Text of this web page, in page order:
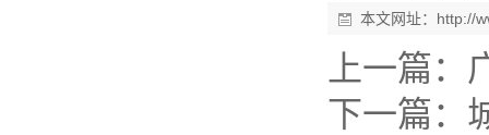
本文网址： http://
上一篇：
下一篇：